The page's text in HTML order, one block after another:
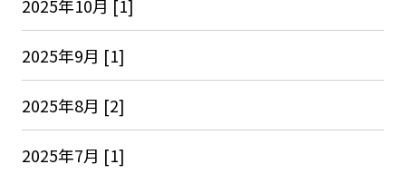
2025年10月 [1]
2025年9月 [1]
2025年8月 [2]
2025年7月 [1]